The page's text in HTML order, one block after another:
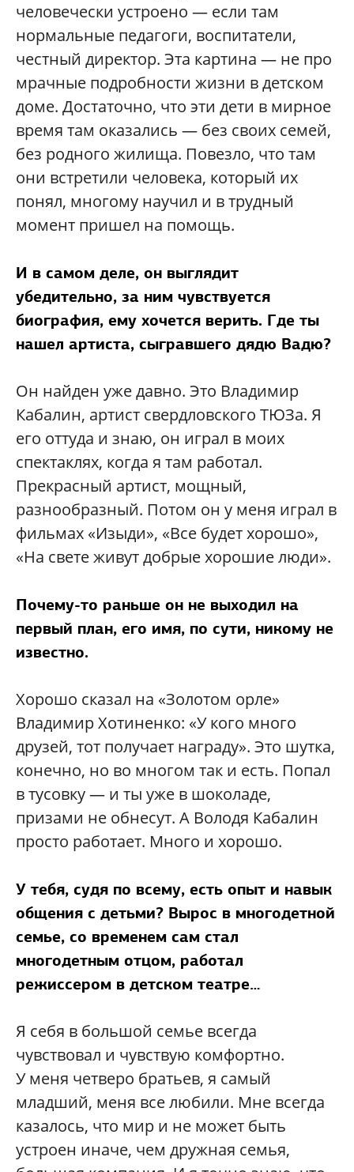
человечески устроено — если там
нормальные педагоги, воспитатели,
честный директор. Эта картина — не про
мрачные подробности жизни в детском
доме. Достаточно, что эти дети в мирное
время там оказались — без своих семей,
без родного жилища. Повезло, что там
они встретили человека, который их
понял, многому научил и в трудный
момент пришел на помощь.
И в самом деле, он выглядит
убедительно, за ним чувствуется
биография, ему хочется верить. Где ты
нашел артиста, сыгравшего дядю Вадю?
Он найден уже давно. Это Владимир
Кабалин, артист свердловского ТЮЗа. Я
его оттуда и знаю, он играл в моих
спектаклях, когда я там работал.
Прекрасный артист, мощный,
разнообразный. Потом он у меня играл в
фильмах «Изыди», «Все будет хорошо»,
«На свете живут добрые хорошие люди».
Почему-то раньше он не выходил на
первый план, его имя, по сути, никому не
известно.
Хорошо сказал на «Золотом орле»
Владимир Хотиненко: «У кого много
друзей, тот получает награду». Это шутка,
конечно, но во многом так и есть. Попал
в тусовку — и ты уже в шоколаде,
призами не обнесут. А Володя Кабалин
просто работает. Много и хорошо.
У тебя, судя по всему, есть опыт и навык
общения с детьми? Вырос в многодетной
семье, со временем сам стал
многодетным отцом, работал
режиссером в детском театре…
Я себя в большой семье всегда
чувствовал и чувствую комфортно.
У меня четверо братьев, я самый
младший, меня все любили. Мне всегда
казалось, что мир и не может быть
устроен иначе, чем дружная семья,